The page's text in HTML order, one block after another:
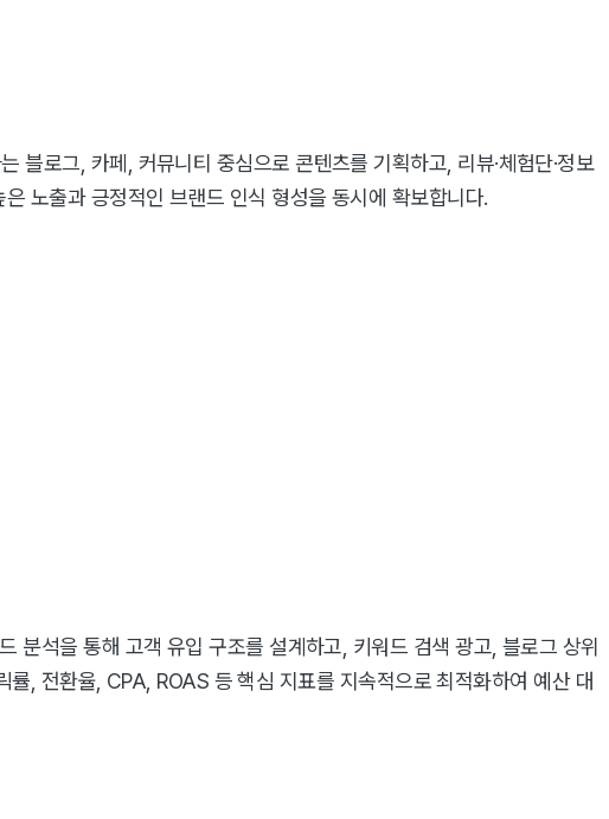
블로그, 카페, 커뮤니티 중심으로 콘텐츠를 기획하고, 리뷰·체험단·정보
노출과 긍정적인 브랜드 인식 형성을 동시에 확보합니다.
분석을 통해 고객 유입 구조를 설계하고, 키워드 검색 광고, 블로그 상위
, 전환율, CPA, ROAS 등 핵심 지표를 지속적으로 최적화하여 예산 대